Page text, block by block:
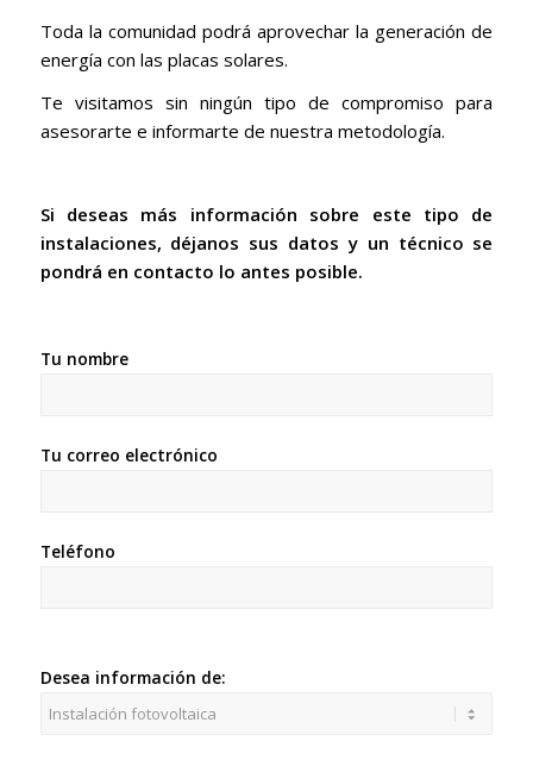
Toda la comunidad podrá aprovechar la generación de
energía con las placas solares.
Te visitamos sin ningún tipo de compromiso para
asesorarte e informarte de nuestra metodología.
Si deseas más información sobre este tipo de
instalaciones, déjanos sus datos y un técnico se
pondrá en contacto lo antes posible.
Tu nombre
Tu correo electrónico
Teléfono
Desea información de: